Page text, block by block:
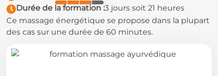
Durée de la formation :3 jours soit 21 heures
Ce massage énergétique se propose dans la plupart
des cas sur une durée de 60 minutes.